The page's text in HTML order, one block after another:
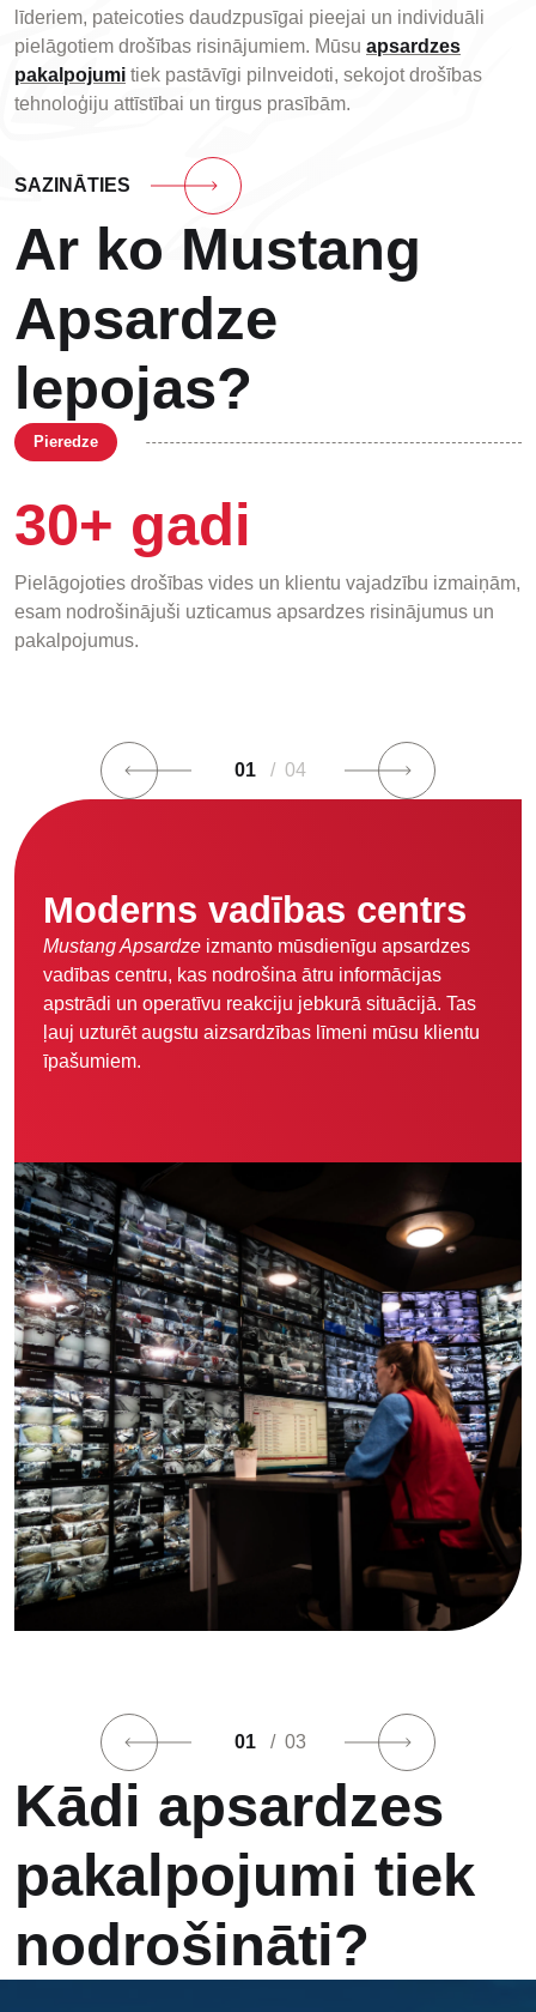
līderiem, pateicoties daudzpusīgai pieejai un individuāli
pielāgotiem drošības risinājumiem. Mūsu apsardzes
pakalpojumi tiek pastāvīgi pilnveidoti, sekojot drošības
tehnoloģiju attīstībai un tirgus prasībām.
SAZINĀTIES
Ar ko Mustang
Apsardze
lepojas?
01
Pieredze
30+ gadi
Pielāgojoties drošības vides un klientu vajadzību izmaiņām,
esam nodrošinājuši uzticamus apsardzes risinājumus un
pakalpojumus.
/ 04
01
Moderns vadības centrs
Mustang Apsardze izmanto mūsdienīgu apsardzes
vadības centru, kas nodrošina ātru informācijas
apstrādi un operatīvu reakciju jebkurā situācijā. Tas
ļauj uzturēt augstu aizsardzības līmeni mūsu klientu
īpašumiem.
/ 03
Kādi apsardzes
pakalpojumi tiek
nodrošināti?